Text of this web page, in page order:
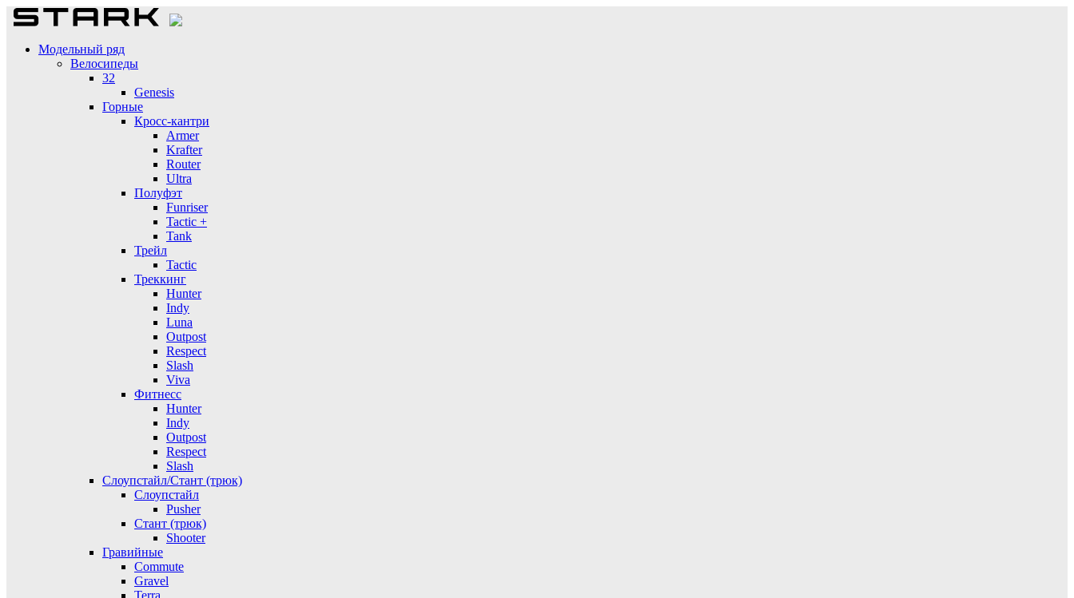
Модельный ряд
Велосипеды
32
Genesis
Горные
Кросс-кантри
Armer
Krafter
Router
Ultra
Полуфэт
Funriser
Tactic +
Tank
Трейл
Tactic
Треккинг
Hunter
Indy
Luna
Outpost
Respect
Slash
Viva
Фитнесс
Hunter
Indy
Outpost
Respect
Slash
Слоупстайл/Стант (трюк)
Слоупстайл
Pusher
Стант (трюк)
Shooter
Гравийные
Commute
Gravel
Terra